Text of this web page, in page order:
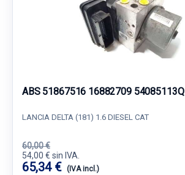
ABS 51867516 16882709 54085113Q
LANCIA DELTA (181) 1.6 DIESEL CAT
60,00 €
54,00 € sin IVA.
65,34 € (IVA incl.)